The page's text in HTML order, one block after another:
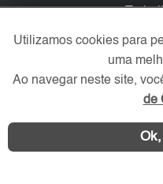
Utilizamos cookies para
uma
Ao navegar neste site,
de